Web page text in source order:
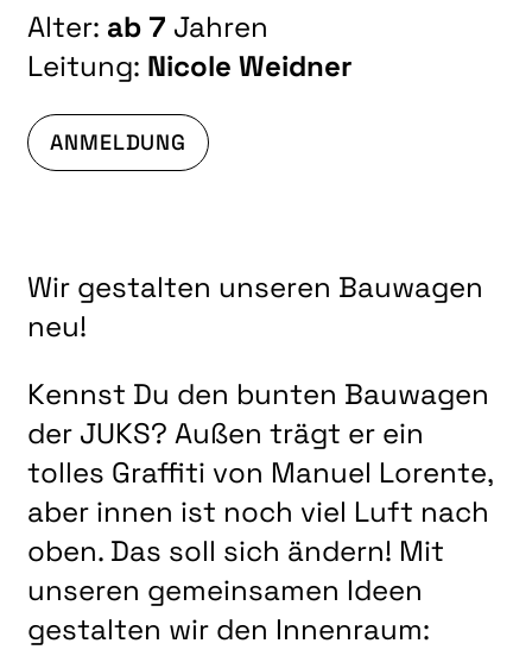
Alter: ab 7 Jahren
Leitung: Nicole Weidner
ANMELDUNG
Wir gestalten unseren Bauwagen
neu!
Kennst Du den bunten Bauwagen
der JUKS? Außen trägt er ein
tolles Graffiti von Manuel Lorente,
aber innen ist noch viel Luft nach
oben. Das soll sich ändern! Mit
unseren gemeinsamen Ideen
gestalten wir den Innenraum: